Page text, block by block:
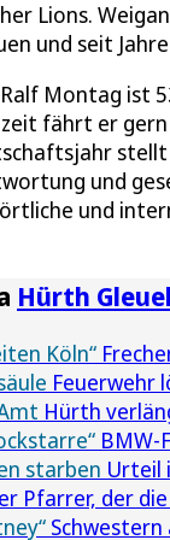
Lions.
und seit
Montag ist
fährt er
und
und
Hürth Gleuel
Köln“
Feuerwehr
Hürth
BMW-
starben Urteil
Pfarrer, der